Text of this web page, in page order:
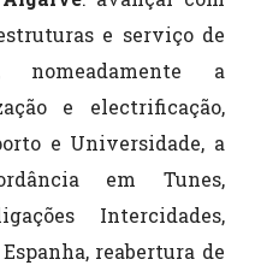
e serviço de
nomeadamente a
e electrificação,
e Universidade, a
em Tunes,
Intercidades,
reabertura de